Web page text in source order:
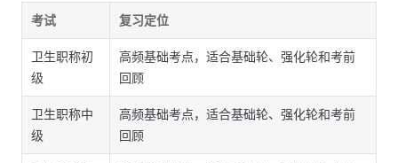
考试 复习定位
卫生职称初
级
高频基础考点，适合基础轮、强化轮和考前
回顾
卫生职称中
级
高频基础考点，适合基础轮、强化轮和考前
回顾